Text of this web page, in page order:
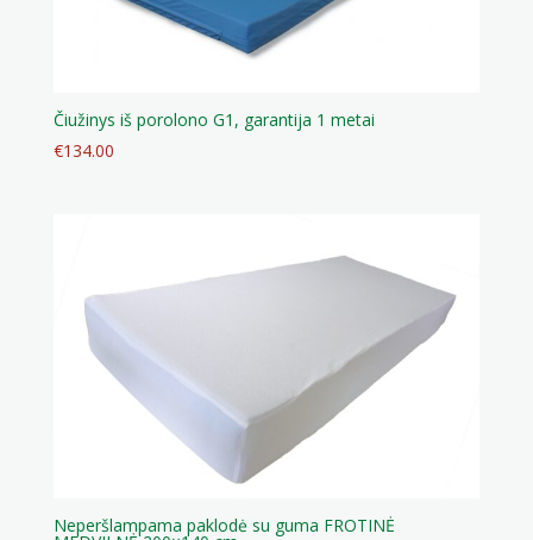
Čiužinys iš porolono G1, garantija 1 metai
€134.00
Neperšlampama paklodė su guma FROTINĖ